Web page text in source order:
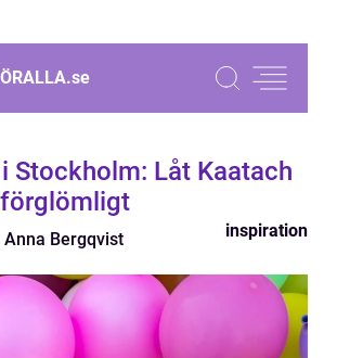
se
Stockholm: Låt Kaatach
Anna Bergqvist inspiration